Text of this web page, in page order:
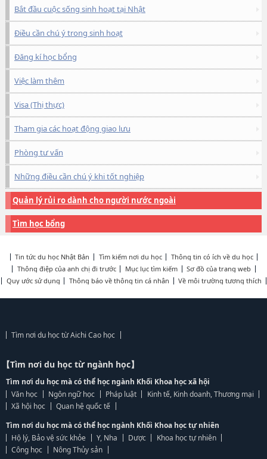
Bắt đầu cuộc sống sinh hoạt tại Nhật
Điều cần chú ý trong sinh hoạt
Đăng kí học bổng
Việc làm thêm
Visa (Thị thực)
Tham gia các hoạt động giao lưu
Phòng tư vấn
Những điều cần chú ý khi tốt nghiệp
Quản lý rủi ro dành cho người nước ngoài
Tìm học bổng
Tin tức du học Nhật Bản Tìm kiếm nơi du học
Thông tin có ích về du học
Thông điệp của anh chị đi trước
Mục lục tìm kiếm
Sơ đồ của trang web
Quy ước sử dụng
Thông báo về thông tin cá nhân Về môi trường tương thích
Tìm nơi du học từ Aichi Cao học
【Tìm nơi du học từ ngành học】
Tìm nơi du học mà có thể học ngành Khối Khoa học xã hội
Văn học
Ngôn ngữ học Pháp luật
Kinh tế, Kinh doanh, Thương mại
Xã hội học
Quan hệ quốc tế
Tìm nơi du học mà có thể học ngành Khối Khoa học tự nhiên
Hộ lý, Bảo vệ sức khỏe
Y, Nha Dược
Khoa học tự nhiên
Công học
Nông Thủy sản